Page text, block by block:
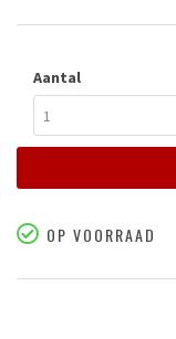
Aantal
1
OP VOORRAAD